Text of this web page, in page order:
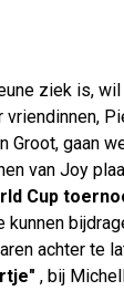
ziek is,
vriendinnen,
Groot, gaan
van Joy
Cup
kunnen
achter te
, bij